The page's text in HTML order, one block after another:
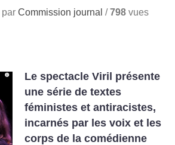
parCommission journal /798 vues
Le spectacle Viril présente
une série de textes
féministes et antiracistes,
incarnés par les voix et les
corps de la comédienne